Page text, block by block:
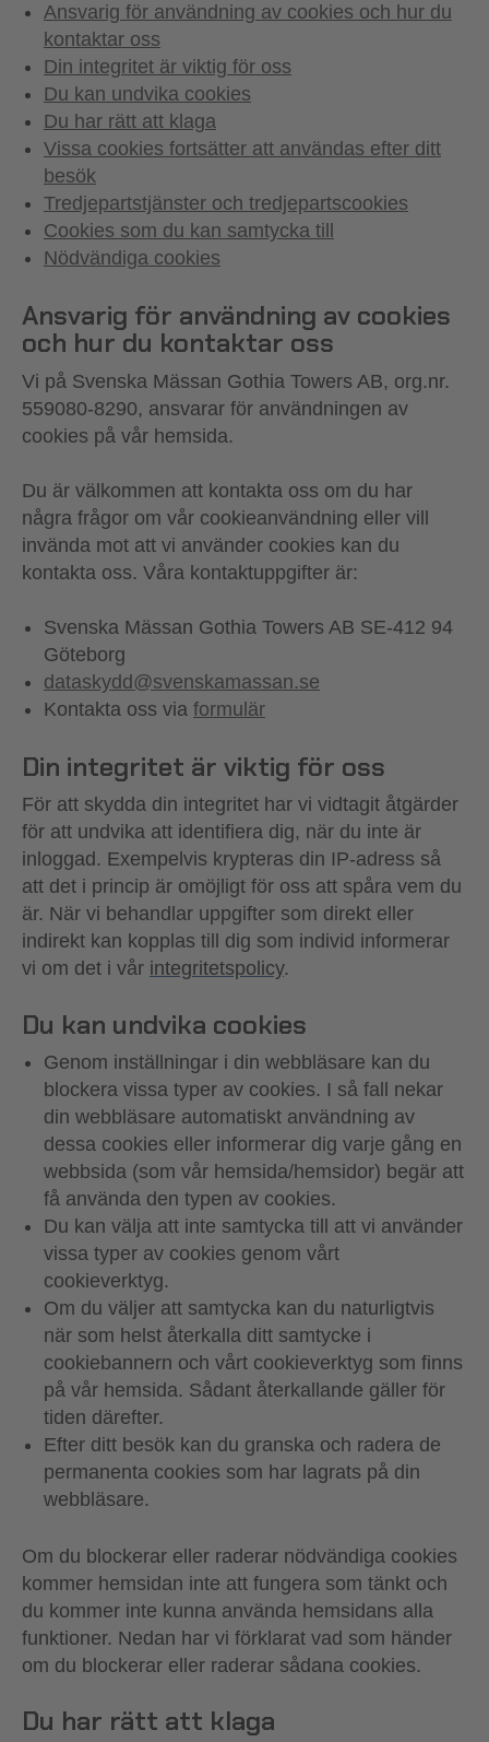
Ansvarig för användning av cookies och hur du
kontaktar oss
Din integritet är viktig för oss
Du kan undvika cookies
Du har rätt att klaga
Vissa cookies fortsätter att användas efter ditt
besök
Tredjepartstjänster och tredjepartscookies
Cookies som du kan samtycka till
Nödvändiga cookies
Ansvarig för användning av cookies
och hur du kontaktar oss
Vi på Svenska Mässan Gothia Towers AB, org.nr.
559080-8290, ansvarar för användningen av
cookies på vår hemsida.
Du är välkommen att kontakta oss om du har
några frågor om vår cookieanvändning eller vill
invända mot att vi använder cookies kan du
kontakta oss. Våra kontaktuppgifter är:
Svenska Mässan Gothia Towers AB SE-412 94
Göteborg
dataskydd@svenskamassan.se
Kontakta oss via formulär
Din integritet är viktig för oss
För att skydda din integritet har vi vidtagit åtgärder
för att undvika att identifiera dig, när du inte är
inloggad. Exempelvis krypteras din IP-adress så
att det i princip är omöjligt för oss att spåra vem du
är. När vi behandlar uppgifter som direkt eller
indirekt kan kopplas till dig som individ informerar
vi om det i vår integritetspolicy.
Du kan undvika cookies
Genom inställningar i din webbläsare kan du
blockera vissa typer av cookies. I så fall nekar
din webbläsare automatiskt användning av
dessa cookies eller informerar dig varje gång en
webbsida (som vår hemsida/hemsidor) begär att
få använda den typen av cookies.
Du kan välja att inte samtycka till att vi använder
vissa typer av cookies genom vårt
cookieverktyg.
Om du väljer att samtycka kan du naturligtvis
när som helst återkalla ditt samtycke i
cookiebannern och vårt cookieverktyg som finns
på vår hemsida. Sådant återkallande gäller för
tiden därefter.
Efter ditt besök kan du granska och radera de
permanenta cookies som har lagrats på din
webbläsare.
Om du blockerar eller raderar nödvändiga cookies
kommer hemsidan inte att fungera som tänkt och
du kommer inte kunna använda hemsidans alla
funktioner. Nedan har vi förklarat vad som händer
om du blockerar eller raderar sådana cookies.
Du har rätt att klaga